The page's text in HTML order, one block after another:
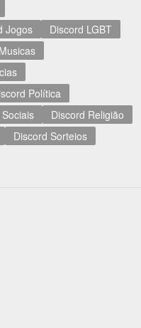
Jogos
Discord LGBT
Política
Discord Religião
Discord Sorteios